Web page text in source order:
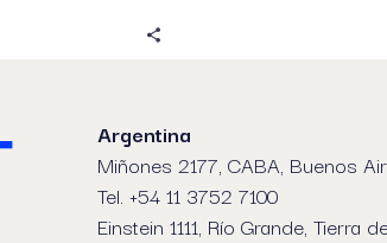
Argentina
Miñones 2177, CABA, Buenos
Tel. +54 11 3752 7100
Einstein 1111, Río Grande, Tierra